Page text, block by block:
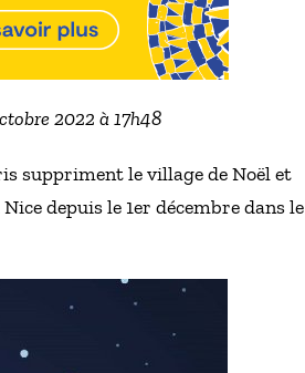
2022 à 17h48
suppriment le village de Noël et
depuis le 1er décembre dans le